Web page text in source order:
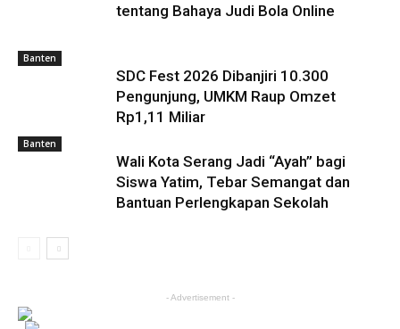
tentang Bahaya Judi Bola Online
Banten
SDC Fest 2026 Dibanjiri 10.300
Pengunjung, UMKM Raup Omzet
Rp1,11 Miliar
Banten
Wali Kota Serang Jadi “Ayah” bagi
Siswa Yatim, Tebar Semangat dan
Bantuan Perlengkapan Sekolah
- Advertisement -